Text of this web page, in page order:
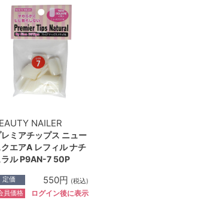
NAILER
レミアチップス ニュー
クエアA レフィル ナチ
ラル P9AN-7 50P
定価 550円 (税込)
員価格 ログイン後に表示